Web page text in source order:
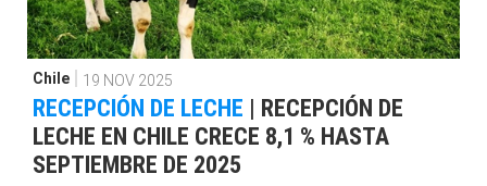
Chile 19 NOV 2025
RECEPCIÓN DE LECHE | RECEPCIÓN DE
LECHE EN CHILE CRECE 8,1 % HASTA
SEPTIEMBRE DE 2025